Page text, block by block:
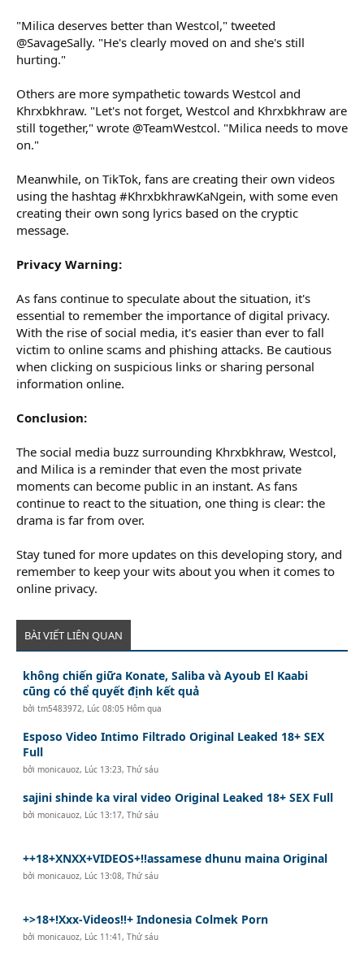
"Milica deserves better than Westcol," tweeted
@SavageSally. "He's clearly moved on and she's still
hurting."
Others are more sympathetic towards Westcol and
Khrxbkhraw. "Let's not forget, Westcol and Khrxbkhraw are
still together," wrote @TeamWestcol. "Milica needs to move
on."
Meanwhile, on TikTok, fans are creating their own videos
using the hashtag #KhrxbkhrawKaNgein, with some even
creating their own song lyrics based on the cryptic
message.
Privacy Warning:
As fans continue to speculate about the situation, it's
essential to remember the importance of digital privacy.
With the rise of social media, it's easier than ever to fall
victim to online scams and phishing attacks. Be cautious
when clicking on suspicious links or sharing personal
information online.
Conclusion:
The social media buzz surrounding Khrxbkhraw, Westcol,
and Milica is a reminder that even the most private
moments can become public in an instant. As fans
continue to react to the situation, one thing is clear: the
drama is far from over.
Stay tuned for more updates on this developing story, and
remember to keep your wits about you when it comes to
online privacy.
BÀI VIẾT LIÊN QUAN
không chiến giữa Konate, Saliba và Ayoub El Kaabi
cũng có thể quyết định kết quả
bởitm5483972, Lúc 08:05 Hôm qua
Esposo Video Intimo Filtrado Original Leaked 18+ SEX
Full
bởimonicauoz, Lúc 13:23, Thứ sáu
sajini shinde ka viral video Original Leaked 18+ SEX Full
bởimonicauoz, Lúc 13:17, Thứ sáu
++18+XNXX+VIDEOS+!!assamese dhunu maina Original
bởimonicauoz, Lúc 13:08, Thứ sáu
+>18+!Xxx-Videos!!+ Indonesia Colmek Porn
bởimonicauoz, Lúc 11:41, Thứ sáu